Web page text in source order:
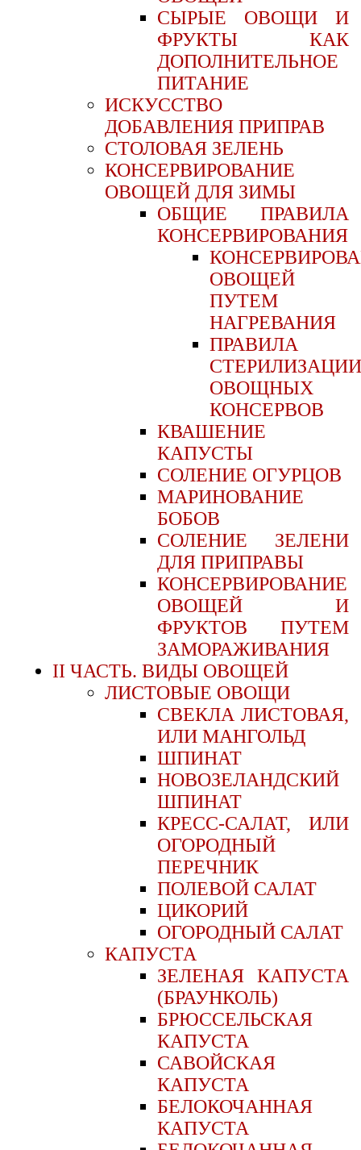
СЫРЫЕ ОВОЩИ И
ФРУКТЫ КАК
ДОПОЛНИТЕЛЬНОЕ
ПИТАНИЕ
ИСКУССТВО
ДОБАВЛЕНИЯ ПРИПРАВ
СТОЛОВАЯ ЗЕЛЕНЬ
КОНСЕРВИРОВАНИЕ
ОВОЩЕЙ ДЛЯ ЗИМЫ
ОБЩИЕ ПРАВИЛА
КОНСЕРВИРОВАНИЯ
ОВОЩЕЙ
ПУТЕМ
НАГРЕВАНИЯ
ПРАВИЛА
СТЕРИЛИЗАЦИИ
ОВОЩНЫХ
КОНСЕРВОВ
КВАШЕНИЕ
КАПУСТЫ
СОЛЕНИЕ ОГУРЦОВ
МАРИНОВАНИЕ
БОБОВ
СОЛЕНИЕ ЗЕЛЕНИ
ДЛЯ ПРИПРАВЫ
КОНСЕРВИРОВАНИЕ
ОВОЩЕЙ И
ФРУКТОВ ПУТЕМ
ЗАМОРАЖИВАНИЯ
II ЧАСТЬ. ВИДЫ ОВОЩЕЙ
ЛИСТОВЫЕ ОВОЩИ
СВЕКЛА ЛИСТОВАЯ,
ИЛИ МАНГОЛЬД
ШПИНАТ
НОВОЗЕЛАНДСКИЙ
ШПИНАТ
КРЕСС-САЛАТ, ИЛИ
ОГОРОДНЫЙ
ПЕРЕЧНИК
ПОЛЕВОЙ САЛАТ
ЦИКОРИЙ
ОГОРОДНЫЙ САЛАТ
КАПУСТА
ЗЕЛЕНАЯ КАПУСТА
(БРАУНКОЛЬ)
БРЮССЕЛЬСКАЯ
КАПУСТА
САВОЙСКАЯ
КАПУСТА
БЕЛОКОЧАННАЯ
КАПУСТА